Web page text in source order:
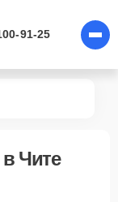
91-25
Чите